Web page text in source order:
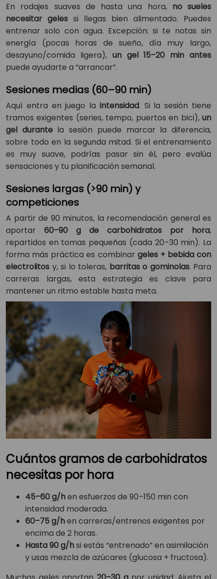
En rodajes suaves de hasta una hora, no sueles
necesitar geles si llegas bien alimentado. Puedes
entrenar solo con agua. Excepción: si te notas sin
energía (pocas horas de sueño, día muy largo,
desayuno/comida ligera), un gel 15–20 min antes
puede ayudarte a “arrancar”.
Sesiones medias (60–90 min)
Aquí entra en juego la intensidad. Si la sesión tiene
tramos exigentes (series, tempo, puertos en bici), un
gel durantela sesión puede marcar la diferencia,
sobre todo en la segunda mitad. Si el entrenamiento
es muy suave, podrías pasar sin él, pero evalúa
sensaciones y tu planificación semanal.
Sesiones largas (>90 min) y
competiciones
A partir de 90 minutos, la recomendación general es
aportar 60–90 g de carbohidratos por hora,
repartidos en tomas pequeñas (cada 20–30 min). La
forma más práctica es combinar geles + bebida con
electrolitos y, si lo toleras, barritas o gominolas. Para
carreras largas, esta estrategia es clave para
mantener un ritmo estable hasta meta.
Cuántos gramos de carbohidratos
necesitas por hora
45–60 g/hen esfuerzos de 90–150 min con
intensidad moderada.
60–75 g/hen carreras/entrenos exigentes por
encima de 2 horas.
Hasta 90 g/hsi estás “entrenado” en asimilación
y usas mezcla de azúcares (glucosa + fructosa).